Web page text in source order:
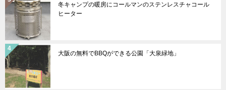
冬キャンプの暖房にコールマンのステンレスチャコール
ヒーター
大阪の無料でBBQができる公園「大泉緑地」